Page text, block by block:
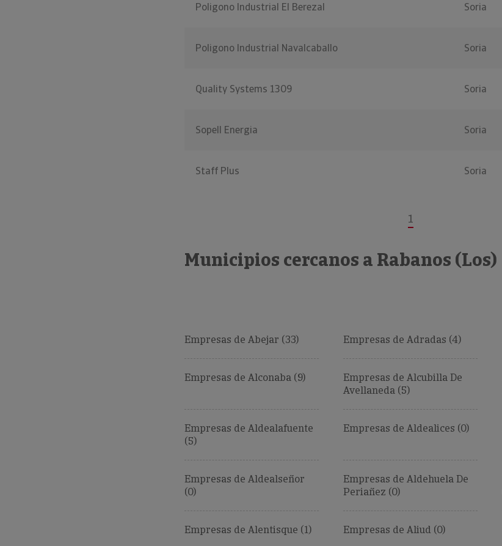
Poligono Industrial El Berezal Soria
Poligono Industrial Navalcaballo Soria
Quality Systems 1309 Soria
Sopell Energia Soria
Staff Plus Soria
1
Municipios cercanos a Rabanos (Los)
Empresas de Abejar (33) Empresas de Adradas (4)
Empresas de Alconaba (9)
Empresas de Alcubilla De
Avellaneda (5)
Empresas de Aldealafuente
(5)
Empresas de Aldealices (0)
Empresas de Aldealseñor
(0)
Empresas de Aldehuela De
Periañez (0)
Empresas de Alentisque (1) Empresas de Aliud (0)